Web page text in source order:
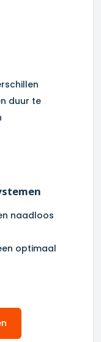
duur te
naadloos
optimaal